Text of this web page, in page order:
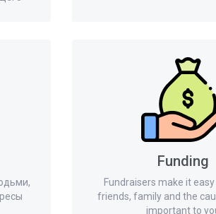
Funding
Fundraisers make it
friends, family and the
important to